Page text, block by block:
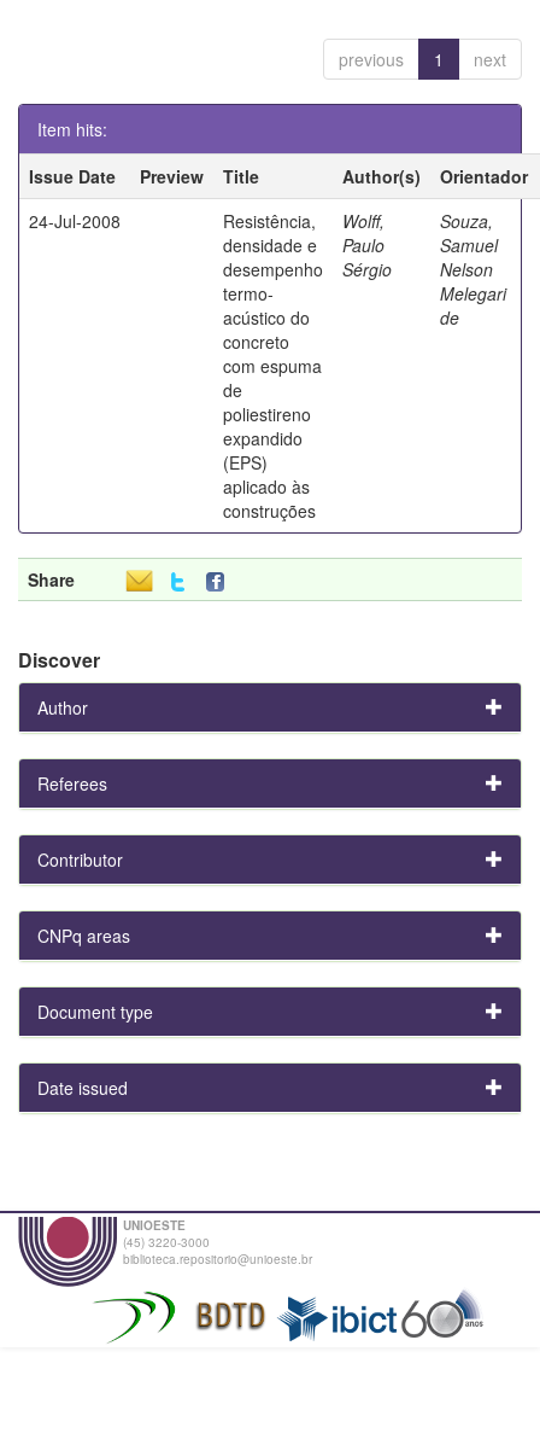
previous 1 next
Item hits:
Issue Date
Preview Title Author(s)
Orientador
24-Jul-2008
Resistência,
densidade e
desempenho
termo-
acústico do
concreto
com espuma
de
poliestireno
expandido
(EPS)
aplicado às
construções
Wolff,
Paulo
Sérgio
Souza,
Samuel
Nelson
Melegari
de
Share
Discover
Author
Referees
Contributor
CNPq areas
Document type
Date issued
UNIOESTE
(45) 3220-3000
biblioteca.repositorio@unioeste.br